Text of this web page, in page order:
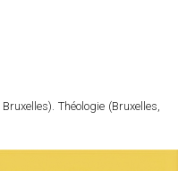
Théologie (Bruxelles,